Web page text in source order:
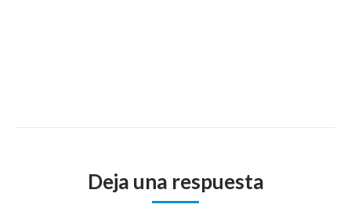
Deja una respuesta